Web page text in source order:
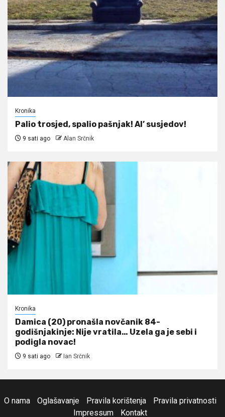
Kronika
Palio trosjed, spalio pašnjak! Al’ susjedov!
9 sati ago Alan Srčnik
Kronika
Damica (20) pronašla novčanik 84-
godišnjakinje: Nije vratila… Uzela ga je sebi i
podigla novac!
9 sati ago Ian Srčnik
O nama Oglašavanje Pravila korištenja
Pravila privatnosti
Impressum
Kontakt